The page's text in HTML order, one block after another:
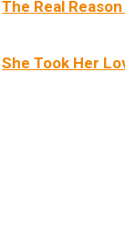
The Real
She Took Her